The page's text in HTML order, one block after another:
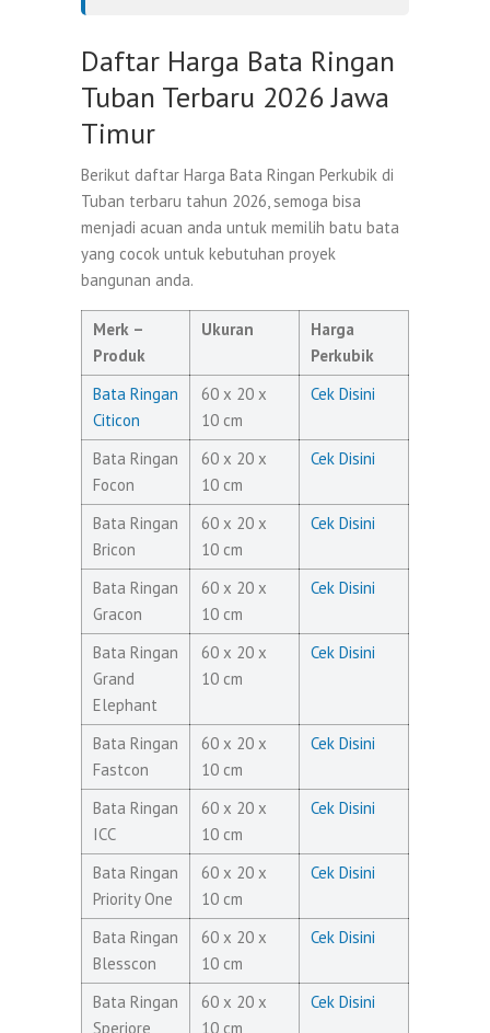
Daftar Harga Bata Ringan
Tuban Terbaru 2026 Jawa
Timur
Berikut daftar Harga Bata Ringan Perkubik di
Tuban terbaru tahun 2026, semoga bisa
menjadi acuan anda untuk memilih batu bata
yang cocok untuk kebutuhan proyek
bangunan anda.
Merk –
Produk
Ukuran
Harga
Perkubik
Bata Ringan
Citicon
60 x 20 x
10 cm
Cek Disini
Bata Ringan
Focon
60 x 20 x
10 cm
Cek Disini
Bata Ringan
Bricon
60 x 20 x
10 cm
Cek Disini
Bata Ringan
Gracon
60 x 20 x
10 cm
Cek Disini
Bata Ringan
Grand
Elephant
60 x 20 x
10 cm
Cek Disini
Bata Ringan
Fastcon
60 x 20 x
10 cm
Cek Disini
Bata Ringan
ICC
60 x 20 x
10 cm
Cek Disini
Bata Ringan
Priority One
60 x 20 x
10 cm
Cek Disini
Bata Ringan
Blesscon
60 x 20 x
10 cm
Cek Disini
Bata Ringan
Speriore
60 x 20 x
10 cm
Cek Disini